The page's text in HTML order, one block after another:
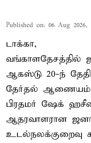
Published on: 06 Aug 2026,
டாக்கா,
வங்காளதேசத்தில்
ஆகஸ்டு 20-ந்
தேர்தல் ஆணையம்
பிரதமர் ஷேக்
ஆதரவாளரான
உடல்நலக்குறைவு